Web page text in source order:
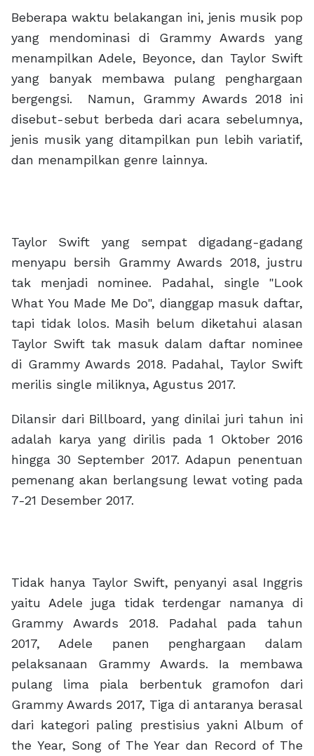
Beberapa waktu belakangan ini, jenis musik pop
yang mendominasi di Grammy Awards yang
menampilkan Adele, Beyonce, dan Taylor Swift
yang banyak membawa pulang penghargaan
bergengsi. Namun, Grammy Awards 2018 ini
disebut-sebut berbeda dari acara sebelumnya,
jenis musik yang ditampilkan pun lebih variatif,
dan menampilkan genre lainnya.
Taylor Swift yang sempat digadang-gadang
menyapu bersih Grammy Awards 2018, justru
tak menjadi nominee. Padahal, single "Look
What You Made Me Do", dianggap masuk daftar,
tapi tidak lolos. Masih belum diketahui alasan
Taylor Swift tak masuk dalam daftar nominee
di Grammy Awards 2018. Padahal, Taylor Swift
merilis single miliknya, Agustus 2017.
Dilansir dari Billboard, yang dinilai juri tahun ini
adalah karya yang dirilis pada 1 Oktober 2016
hingga 30 September 2017. Adapun penentuan
pemenang akan berlangsung lewat voting pada
7-21 Desember 2017.
Tidak hanya Taylor Swift, penyanyi asal Inggris
yaitu Adele juga tidak terdengar namanya di
Grammy Awards 2018. Padahal pada tahun
2017, Adele panen penghargaan dalam
pelaksanaan Grammy Awards. Ia membawa
pulang lima piala berbentuk gramofon dari
Grammy Awards 2017, Tiga di antaranya berasal
dari kategori paling prestisius yakni Album of
the Year, Song of The Year dan Record of The